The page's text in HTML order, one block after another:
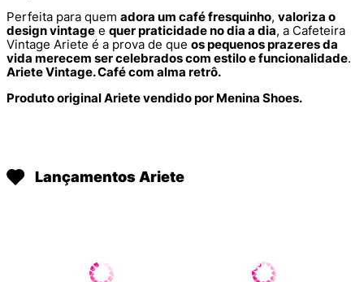
Perfeita para quem adora um café fresquinho, valoriza o
design vintage e quer praticidade no dia a dia, a Cafeteira
Vintage Ariete é a prova de que os pequenos prazeres da
vida merecem ser celebrados com estilo e funcionalidade.
Ariete Vintage. Café com alma retrô.
Produto original Ariete vendido por Menina Shoes.
Lançamentos Ariete